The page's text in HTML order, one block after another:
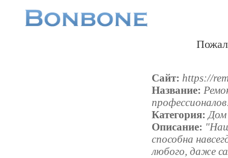
Сайт: https://
Название:
Категория: Дом
Описание:
способна
любого, даже